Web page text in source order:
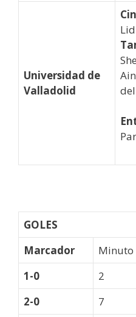
Universidad de
Valladolid
GOLES
Marcador
Minuto
1-0
2
2-0
7